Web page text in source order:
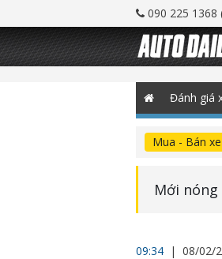
090 225 1368
Đánh giá
Mua - Bán
Mới nóng
09:34 | 08/02/